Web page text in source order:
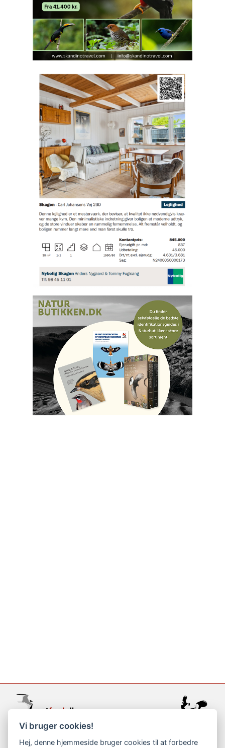
support@netfugl.dk
Vi bruger cookies!
Hej, denne hjemmeside bruger cookies til at forbedre